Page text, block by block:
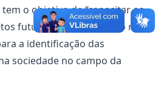
o objetivo de “capacitar os
futuros e para inserção no
a identificação das
sociedade no campo da